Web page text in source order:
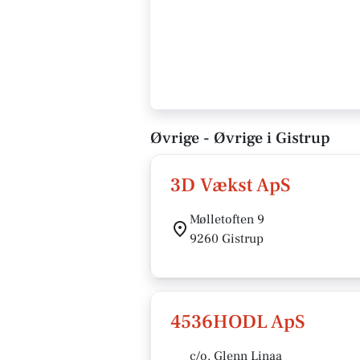
Øvrige - Øvrige i Gistrup
3D Vækst ApS
Mølletoften 9
9260 Gistrup
4536HODL ApS
c/o. Glenn Linaa